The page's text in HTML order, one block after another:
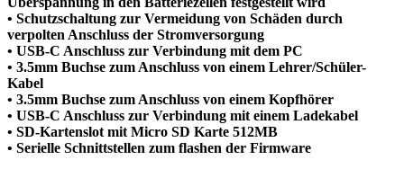
• Schutzschaltung zur Vermeidung von Schäden durch
verpolten Anschluss der Stromversorgung
• USB-C Anschluss zur Verbindung mit dem PC
• 3.5mm Buchse zum Anschluss von einem Lehrer/Schüler-
Kabel
• 3.5mm Buchse zum Anschluss von einem Kopfhörer
• USB-C Anschluss zur Verbindung mit einem Ladekabel
• SD-Kartenslot mit Micro SD Karte 512MB
• Serielle Schnittstellen zum flashen der Firmware